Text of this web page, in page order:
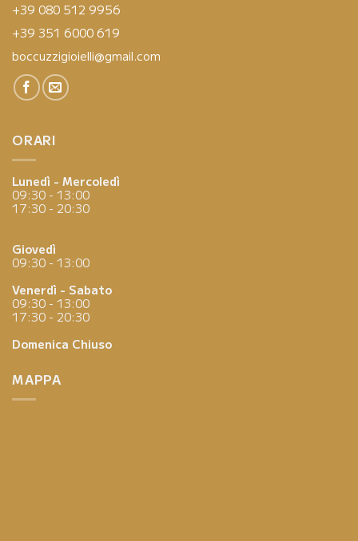
+39 080 512 9956
+39 351 6000 619
boccuzzigioielli@gmail.com
ORARI
Lunedì - Mercoledì
09:30 - 13:00
17:30 - 20:30
Giovedì
09:30 - 13:00
Venerdì - Sabato
09:30 - 13:00
17:30 - 20:30
Domenica Chiuso
MAPPA